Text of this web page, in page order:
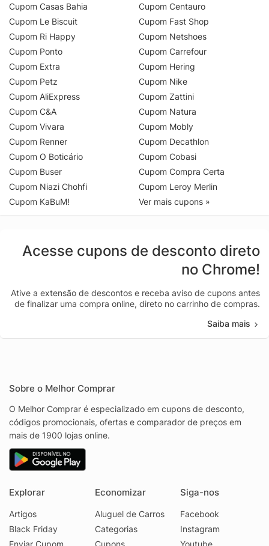
Cupom Casas Bahia
Cupom Le Biscuit
Cupom Ri Happy
Cupom Ponto
Cupom Extra
Cupom Petz
Cupom AliExpress
Cupom C&A
Cupom Vivara
Cupom Renner
Cupom O Boticário
Cupom Buser
Cupom Niazi Chohfi
Cupom KaBuM!
Cupom Centauro
Cupom Fast Shop
Cupom Netshoes
Cupom Carrefour
Cupom Hering
Cupom Nike
Cupom Zattini
Cupom Natura
Cupom Mobly
Cupom Decathlon
Cupom Cobasi
Cupom Compra Certa
Cupom Leroy Merlin
Ver mais cupons »
Acesse cupons de desconto direto
no Chrome!
Ative a extensão de descontos e receba aviso de cupons antes
de finalizar uma compra online, direto no carrinho de compras.
Saiba mais
Sobre o Melhor Comprar
O Melhor Comprar é especializado em cupons de desconto,
códigos promocionais, ofertas e comparador de preços em
mais de 1900 lojas online.
Explorar
Artigos
Black Friday
Enviar Cupom
Economizar
Aluguel de Carros
Categorias
Cupons
Siga-nos
Facebook
Instagram
Youtube